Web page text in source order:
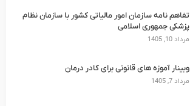
تفاهم نامه سازمان امور مالیاتی کشور با سازمان نظام
پزشکی جمهوری اسلامی
مرداد 10, 1405
وبینار آموزه های قانونی برای کادر درمان
مرداد 7, 1405